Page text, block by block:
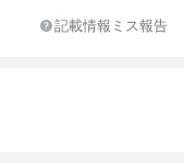
記載情報ミス報告